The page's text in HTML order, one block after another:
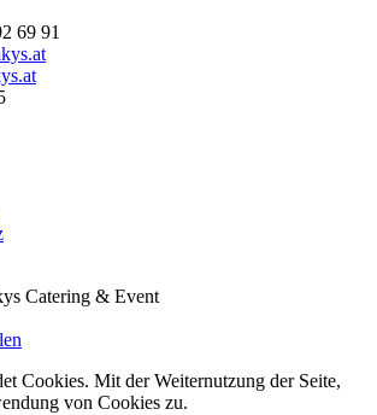
69 91
Catering & Event
Cookies. Mit der Weiternutzung der Seite,
von Cookies zu.